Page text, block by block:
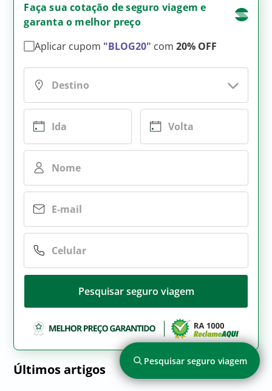
Faça sua cotação de seguro viagem e
garanta o melhor preço
Aplicar cupom "BLOG20" com20% OFF
Pesquisar seguro viagem
Últimos artigos
Pesquisar seguro viagem